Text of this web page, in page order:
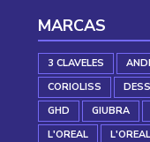
MARCAS
3 CLAVELES
CORIOLISS
GHD
GIUBRA
L'OREAL